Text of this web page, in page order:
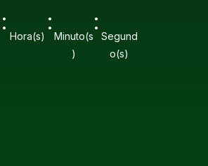
:
Hora(s)
:
Minuto(s
)
:
Segund
o(s)